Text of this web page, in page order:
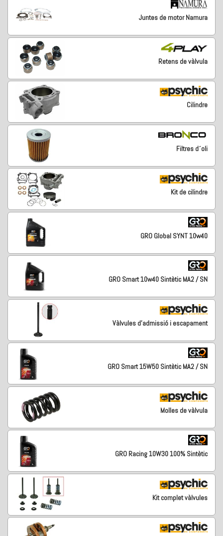
Juntes de motor Namura
Retens de vàlvula
Cilindre
Filtres d´oli
Kit de cilindre
GRO Global SYNT 10w40
GRO Smart 10w40 Sintètic MA2 / SN
Vàlvules d'admissió i escapament
GRO Smart 15W50 Sintètic MA2 / SN
Molles de vàlvula
GRO Racing 10W30 100% Sintètic
Kit complet vàlvules